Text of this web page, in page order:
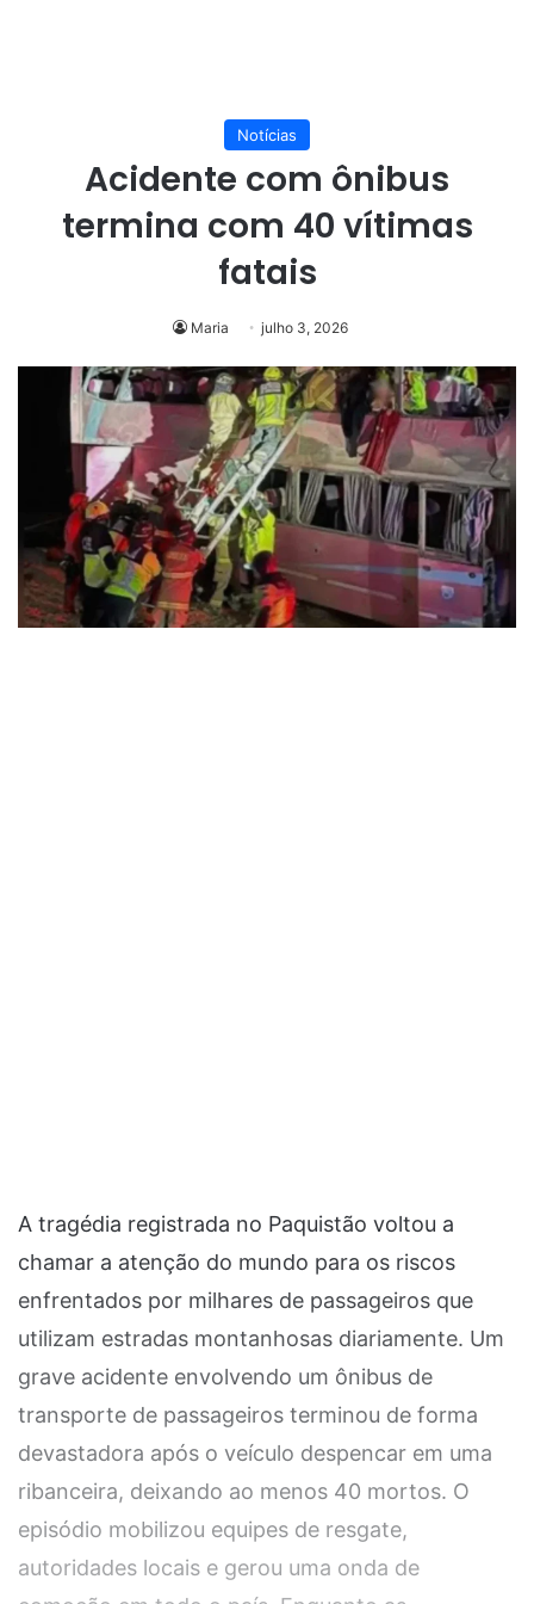
Notícias
Acidente com ônibus
termina com 40 vítimas
fatais
Maria julho 3, 2026
A tragédia registrada no Paquistão voltou a
chamar a atenção do mundo para os riscos
enfrentados por milhares de passageiros que
utilizam estradas montanhosas diariamente. Um
grave acidente envolvendo um ônibus de
transporte de passageiros terminou de forma
devastadora após o veículo despencar em uma
ribanceira, deixando ao menos 40 mortos. O
episódio mobilizou equipes de resgate,
autoridades locais e gerou uma onda de